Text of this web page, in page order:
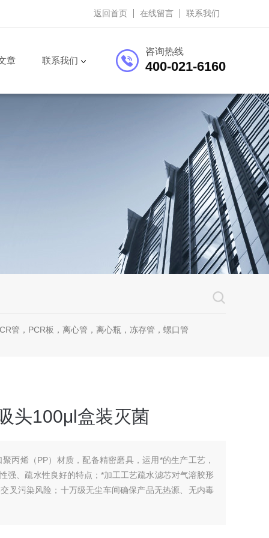
返回首页 在线留言 联系我们
咨询热线
400-021-6160
章 联系我们
管，PCR板，离心管，离心瓶，冻存管，螺口管
头100μl盒装灭菌
丙烯（PP）材质，配备精密磨具，运用*的生产工艺，
强、疏水性良好的特点；*加工工艺疏水滤芯对气溶胶形
叉污染风险；十万级无尘车间确保产品无热源、无内毒